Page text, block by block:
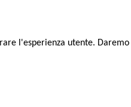
l'esperienza utente.